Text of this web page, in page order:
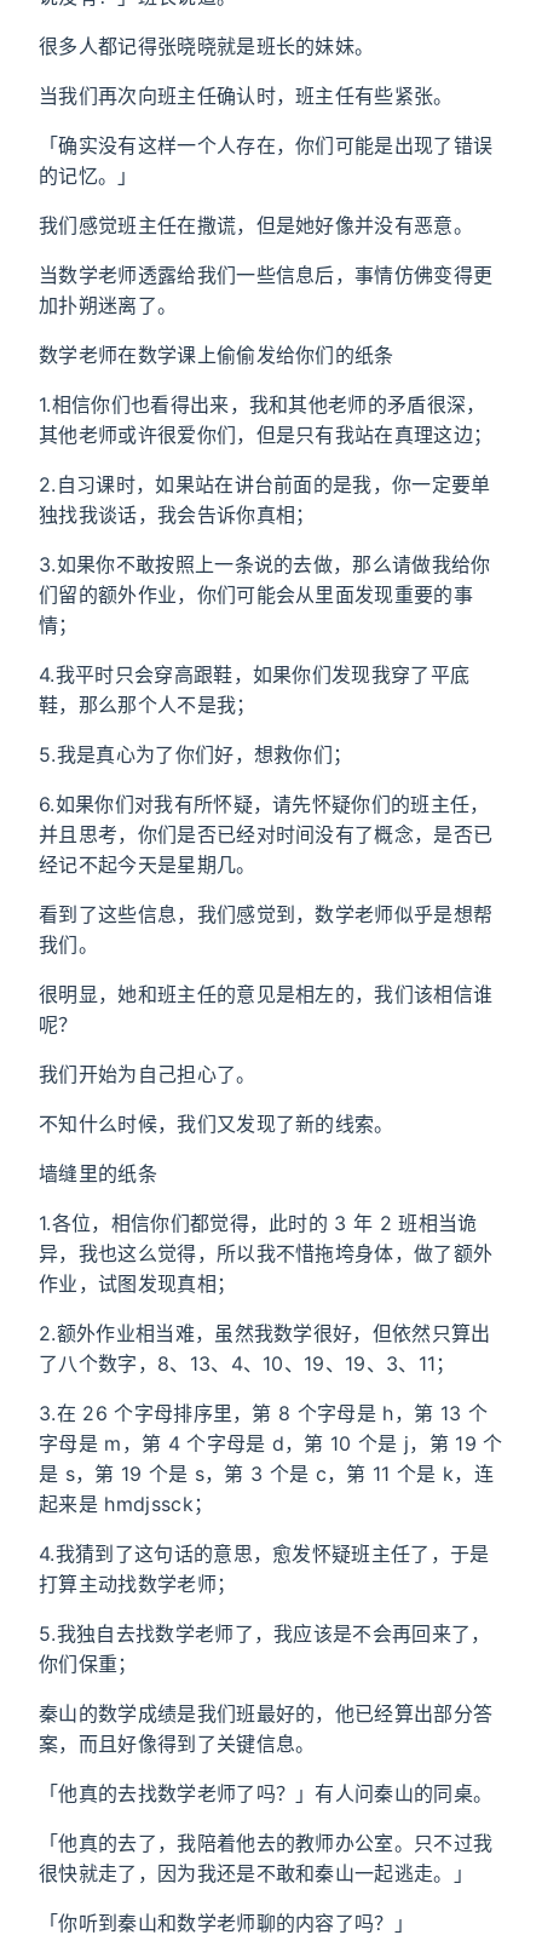
很多人都记得张晓晓就是班长的妹妹。
当我们再次向班主任确认时，班主任有些紧张。
「确实没有这样一个人存在，你们可能是出现了错误
的记忆。」
我们感觉班主任在撒谎，但是她好像并没有恶意。
当数学老师透露给我们一些信息后，事情仿佛变得更
加扑朔迷离了。
数学老师在数学课上偷偷发给你们的纸条
1.相信你们也看得出来，我和其他老师的矛盾很深，
其他老师或许很爱你们，但是只有我站在真理这边；
2.自习课时，如果站在讲台前面的是我，你一定要单
独找我谈话，我会告诉你真相；
3.如果你不敢按照上一条说的去做，那么请做我给你
们留的额外作业，你们可能会从里面发现重要的事
情；
4.我平时只会穿高跟鞋，如果你们发现我穿了平底
鞋，那么那个人不是我；
5.我是真心为了你们好，想救你们；
6.如果你们对我有所怀疑，请先怀疑你们的班主任，
并且思考，你们是否已经对时间没有了概念，是否已
经记不起今天是星期几。
看到了这些信息，我们感觉到，数学老师似乎是想帮
我们。
很明显，她和班主任的意见是相左的，我们该相信谁
呢？
我们开始为自己担心了。
不知什么时候，我们又发现了新的线索。
墙缝里的纸条
1.各位，相信你们都觉得，此时的 3 年 2 班相当诡
异，我也这么觉得，所以我不惜拖垮身体，做了额外
作业，试图发现真相；
2.额外作业相当难，虽然我数学很好，但依然只算出
了八个数字，8、13、4、10、19、19、3、11；
3.在 26 个字母排序里，第 8 个字母是 h，第 13 个
字母是 m，第 4 个字母是 d，第 10 个是 j，第 19 个
是 s，第 19 个是 s，第 3 个是 c，第 11 个是 k，连
起来是 hmdjssck；
4.我猜到了这句话的意思，愈发怀疑班主任了，于是
打算主动找数学老师；
5.我独自去找数学老师了，我应该是不会再回来了，
你们保重；
秦山的数学成绩是我们班最好的，他已经算出部分答
案，而且好像得到了关键信息。
「他真的去找数学老师了吗？」有人问秦山的同桌。
「他真的去了，我陪着他去的教师办公室。只不过我
很快就走了，因为我还是不敢和秦山一起逃走。」
「你听到秦山和数学老师聊的内容了吗？」